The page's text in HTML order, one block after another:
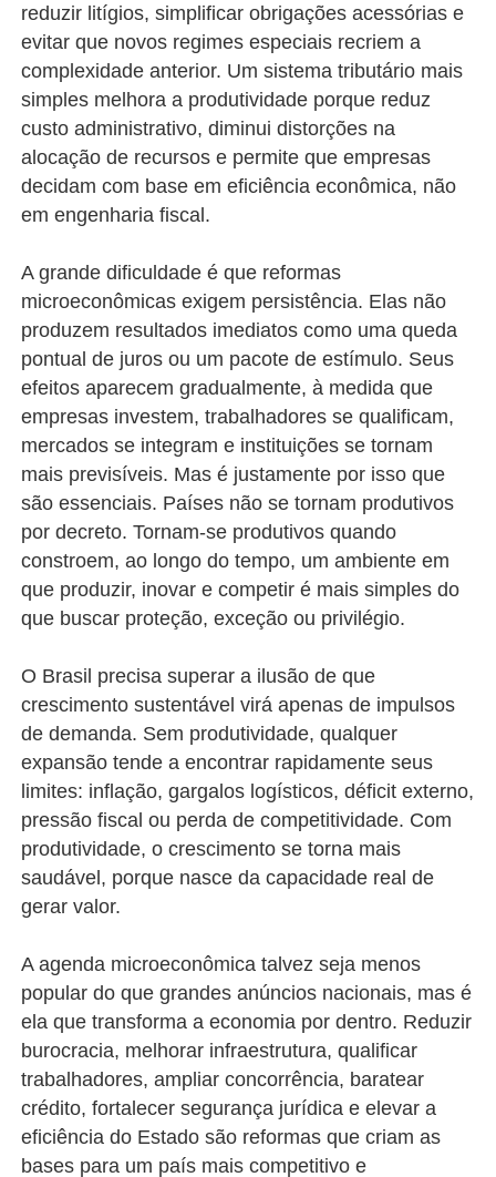
reduzir litígios, simplificar obrigações acessórias e
evitar que novos regimes especiais recriem a
complexidade anterior. Um sistema tributário mais
simples melhora a produtividade porque reduz
custo administrativo, diminui distorções na
alocação de recursos e permite que empresas
decidam com base em eficiência econômica, não
em engenharia fiscal.
A grande dificuldade é que reformas
microeconômicas exigem persistência. Elas não
produzem resultados imediatos como uma queda
pontual de juros ou um pacote de estímulo. Seus
efeitos aparecem gradualmente, à medida que
empresas investem, trabalhadores se qualificam,
mercados se integram e instituições se tornam
mais previsíveis. Mas é justamente por isso que
são essenciais. Países não se tornam produtivos
por decreto. Tornam-se produtivos quando
constroem, ao longo do tempo, um ambiente em
que produzir, inovar e competir é mais simples do
que buscar proteção, exceção ou privilégio.
O Brasil precisa superar a ilusão de que
crescimento sustentável virá apenas de impulsos
de demanda. Sem produtividade, qualquer
expansão tende a encontrar rapidamente seus
limites: inflação, gargalos logísticos, déficit externo,
pressão fiscal ou perda de competitividade. Com
produtividade, o crescimento se torna mais
saudável, porque nasce da capacidade real de
gerar valor.
A agenda microeconômica talvez seja menos
popular do que grandes anúncios nacionais, mas é
ela que transforma a economia por dentro. Reduzir
burocracia, melhorar infraestrutura, qualificar
trabalhadores, ampliar concorrência, baratear
crédito, fortalecer segurança jurídica e elevar a
eficiência do Estado são reformas que criam as
bases para um país mais competitivo e